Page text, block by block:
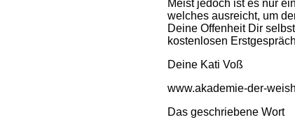
Meist jedoch ist es nur
welches ausreicht, um
Deine Offenheit Dir
kostenlosen
Deine Kati Voß
www.akademie-der-
Das geschriebene Wort